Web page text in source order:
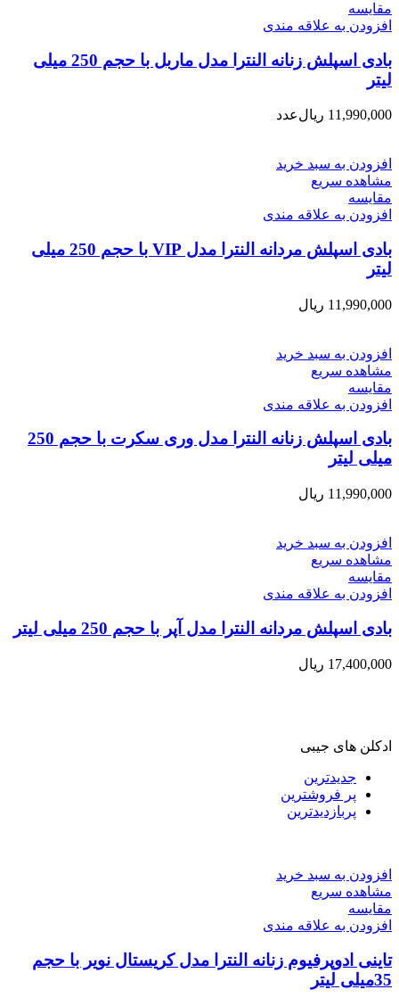
مقایسه
افزودن به علاقه مندی
بادی اسپلش زنانه النترا مدل ماربل با حجم 250 میلی
لیتر
11,990,000 ریالعدد
افزودن به سبد خرید
مشاهده سریع
مقایسه
افزودن به علاقه مندی
بادی اسپلش مردانه النترا مدل VIP با حجم 250 میلی
لیتر
11,990,000 ریال
افزودن به سبد خرید
مشاهده سریع
مقایسه
افزودن به علاقه مندی
بادی اسپلش زنانه النترا مدل وری سکرت با حجم 250
میلی لیتر
11,990,000 ریال
افزودن به سبد خرید
مشاهده سریع
مقایسه
افزودن به علاقه مندی
بادی اسپلش مردانه النترا مدل آپر با حجم 250 میلی لیتر
17,400,000 ریال
ادکلن های جیبی
جدیدترین
پر فروشترین
پربازدیدترین
افزودن به سبد خرید
مشاهده سریع
مقایسه
افزودن به علاقه مندی
تاینی ادوپرفیوم زنانه النترا مدل کریستال نویر با حجم
35میلی لیتر